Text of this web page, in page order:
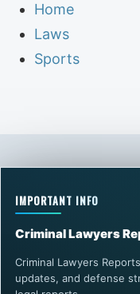
Home
Laws
Sports
IMPORTANT INFO
Criminal Lawyers
Criminal Lawyers
updates, and defense